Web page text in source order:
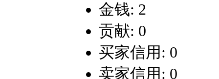
金钱: 2
贡献: 0
买家信用: 0
卖家信用: 0